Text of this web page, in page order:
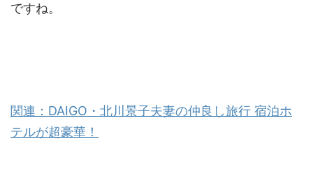
ですね。
関連：DAIGO・北川景子夫妻の仲良し旅行 宿泊ホ
テルが超豪華！